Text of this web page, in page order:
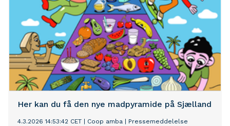
Her kan du få den nye madpyramide på Sjælland
4.3.2026 14:53:42 CET Coop amba Pressemeddelelse